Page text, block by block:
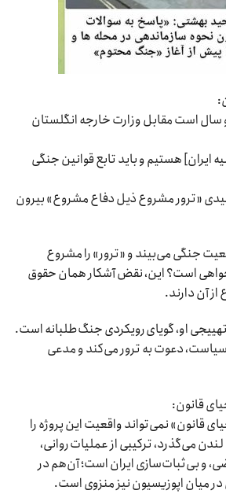
است مقابل وزارت خارجه انگلستان
ایران] هستیم و باید تابع قوانین جنگی
«ترور مشروع ذیل دفاع مشروع» بیرون
جنگی می‌بیند و «ترور» را مشروع
است؟ این، نقض آشکار همان حقوق
آن دارند.
او، گویای رویکردی جنگ‌طلبانه است.
دعوت به ترور می‌کند و مدعی
قانون:
قانون» نمی‌تواند واقعیت این پروژه را
می‌گذرد، ترکیبی از عملیات روانی،
و بی‌ثبات‌سازی ایران است؛ آن‌هم در
میان اپوزیسیون نیز منزوی است.